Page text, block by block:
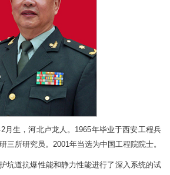
月生，河北卢龙人。1965年毕业于西安工程兵
三所研究员。2001年当选为中国工程院院士。
坑道抗爆性能和静力性能进行了深入系统的试